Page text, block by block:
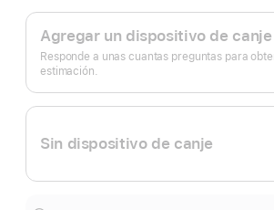
Apple
Trade In.
Agregar un dispositivo de canje
Responde a unas cuantas preguntas para
estimación.
Sin dispositivo de canje